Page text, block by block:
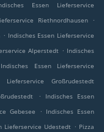
Essen Lieferservice
Riethnordhausen
.
. Indisches Essen Lieferservice
Alperstedt . Indisches
Indisches Essen Lieferservice
Lieferservice Großrudestedt
.
Indisches Essen
Gebesee . Indisches Essen
Lieferservice Udestedt . Pizza